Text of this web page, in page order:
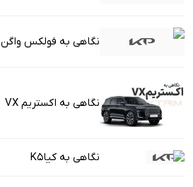
نگاهی به فولکس واگن ID.UNYX
نگاهی به اکستریم VX
نگاهی به کیاK5